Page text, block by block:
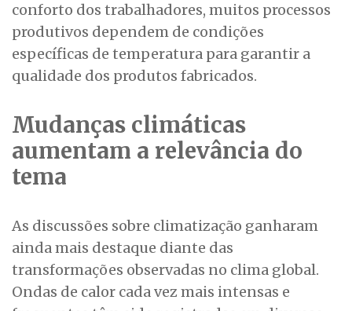
conforto dos trabalhadores, muitos processos
produtivos dependem de condições
específicas de temperatura para garantir a
qualidade dos produtos fabricados.
Mudanças climáticas
aumentam a relevância do
tema
As discussões sobre climatização ganharam
ainda mais destaque diante das
transformações observadas no clima global.
Ondas de calor cada vez mais intensas e